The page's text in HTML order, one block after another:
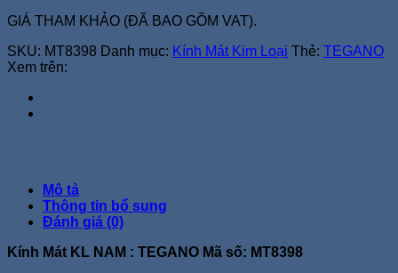
GIÁ THAM KHẢO (ĐÃ BAO GỒM VAT).
SKU: MT8398 Danh mục: Kính Mát Kim Loại Thẻ: TEGANO
Xem trên:
Mô tả
Thông tin bổ sung
Đánh giá (0)
Kính Mát KL NAM : TEGANO Mã số: MT8398